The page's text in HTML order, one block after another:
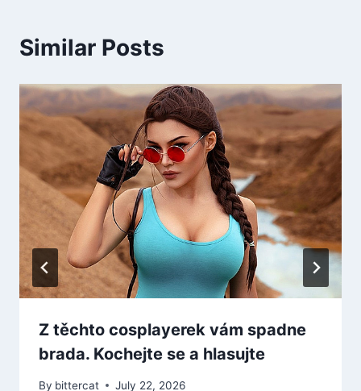
Similar Posts
Z těchto cosplayerek vám spadne
brada. Kochejte se a hlasujte
By bittercat July 22, 2026